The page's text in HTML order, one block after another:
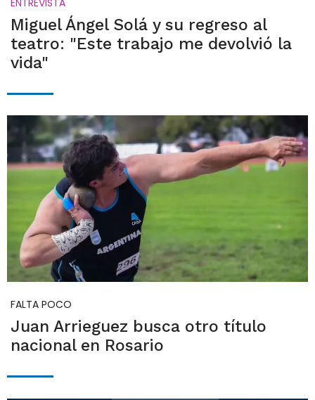
Miguel Ángel Solá y su regreso al
teatro: "Este trabajo me devolvió la
vida"
FALTA POCO
Juan Arrieguez busca otro título
nacional en Rosario